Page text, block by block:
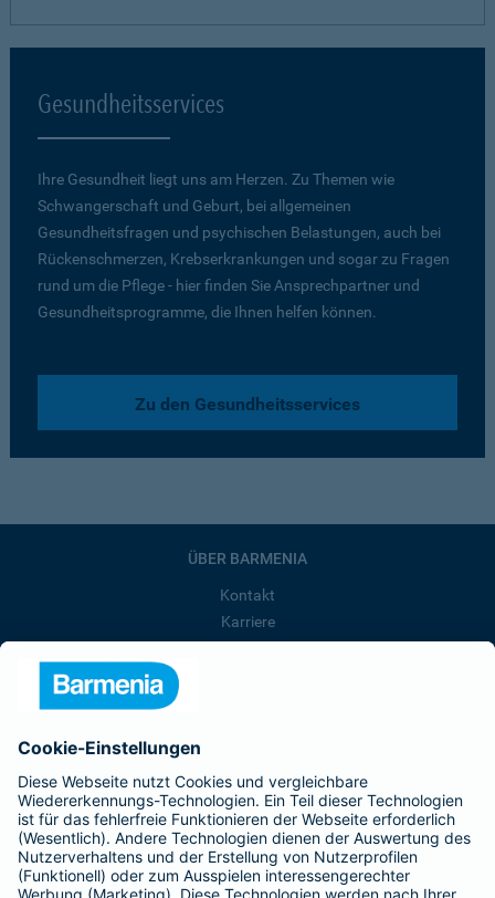
Gesundheitsservices
Ihre Gesundheit liegt uns am Herzen. Zu Themen wie
Schwangerschaft und Geburt, bei allgemeinen
Gesundheitsfragen und psychischen Belastungen, auch bei
Rückenschmerzen, Krebserkrankungen und sogar zu Fragen
rund um die Pflege - hier finden Sie Ansprechpartner und
Gesundheitsprogramme, die Ihnen helfen können.
Zu den Gesundheitsservices
ÜBER BARMENIA
Kontakt
Karriere
Barmenia ist Teil der BarmeniaGothaer
BELIEBTE SEITEN
Kranken-Zusatzversicherung
Tierversicherungen
Haftpflichtversicherung